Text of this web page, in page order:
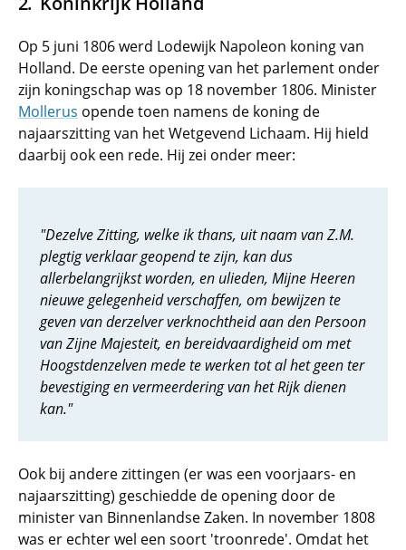
Op 5 juni 1806 werd Lodewijk Napoleon koning van
Holland. De eerste opening van het parlement onder
zijn koningschap was op 18 november 1806. Minister
Mollerus opende toen namens de koning de
najaarszitting van het Wetgevend Lichaam. Hij hield
daarbij ook een rede. Hij zei onder meer:
"Dezelve Zitting, welke ik thans, uit naam van Z.M.
plegtig verklaar geopend te zijn, kan dus
allerbelangrijkst worden, en ulieden, Mijne Heeren
nieuwe gelegenheid verschaffen, om bewijzen te
geven van derzelver verknochtheid aan den Persoon
van Zijne Majesteit, en bereidvaardigheid om met
Hoogstdenzelven mede te werken tot al het geen ter
bevestiging en vermeerdering van het Rijk dienen
kan."
Ook bij andere zittingen (er was een voorjaars- en
najaarszitting) geschiedde de opening door de
minister van Binnenlandse Zaken. In november 1808
was er echter wel een soort 'troonrede'. Omdat het